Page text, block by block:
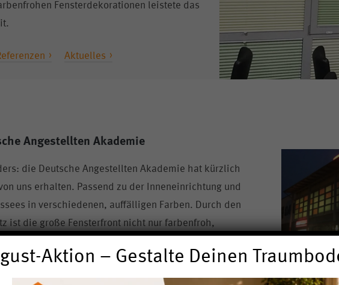
Fensterdekorationen leistete das
Aktuelles
Angestellten Akademie
die Deutsche Angestellten Akademie hat kürzlich
uns erhalten. Passend zu der Inneneinrichtung und
in verschiedenen, auffälligen Farben. Durch den
ist die große Fensterfront nicht nur farbenfroh,
von Innen und von Außen.
Objektausstattung! Ihr WohnStore Team.
Aktion – Gestalte Deinen